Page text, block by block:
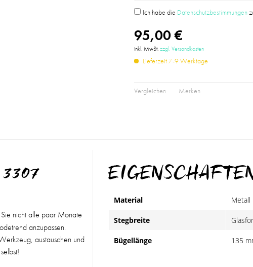
Ich habe die Datenschutzbestimmungen
95,00 €
inkl. MwSt.zzgl. Versandkosten
Lieferzeit 7-9 Werktage
Vergleichen Merken
Sie nicht alle paar Monate
anzupassen.
austauschen und
Material Metall
Stegbreite
Bügellänge 135